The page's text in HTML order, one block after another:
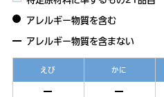
アレルギー物質を含む
アレルギー物質を含まない
えび かに